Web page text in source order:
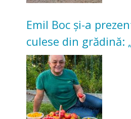
Emil Boc și-a
culese din grădină:
nu poate oferi